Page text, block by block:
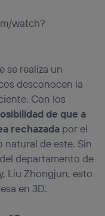
watch?
se realiza un
desconocen la
Con los
de que a
rechazada por el
natural de este. Sin
departamento de
Liu Zhongjun, esto
en 3D.